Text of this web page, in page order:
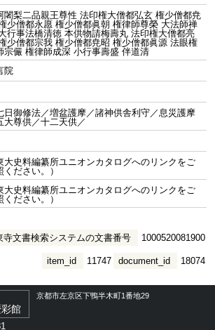
闍梨二品親王尊性 法印権大僧都弘玄 権少僧都尭
少僧都永愿 権少僧都眞朝 権律師尊榮 大法師禅
行事法橋清徳 本供物請梅壽丸 法印権大僧都亮
少僧都宗我 権少僧都尭昭 権少僧都眞源 法眼権
宗儼 権律師成深 小行事壽盛 伴道清
院
日御修法／増盆護摩／諸神供舎利守／息災護摩
大尊供／十二天供／
大史料編纂所ユニオンカタログへのリンクをご
ください。）
大史料編纂所ユニオンカタログへのリンクをご
ください。）
寺文書検索システムの文書番号 1000520081900
document_id 18074
item_id 11747
館
京都市左京区下鴨半木町1番地29